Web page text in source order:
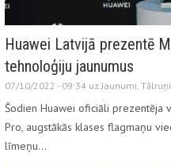
Huawei Latvijā prezentē
tehnoloģiju jaunumus
07/10/2022 - 09:34 uzJaunumi, Tālruņi
Šodien Huawei oficiāli prezentēja
Pro, augstākās klases flagmaņu
līmeņu…